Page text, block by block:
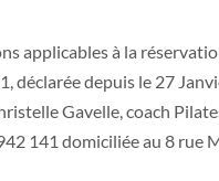
applicables à la
déclarée depuis le 27
Gavelle, coach
141 domiciliée au 8 rue